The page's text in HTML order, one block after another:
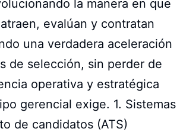
la manera en que
evalúan y contratan
una verdadera aceleración
de selección, sin perder de
operativa y estratégica
gerencial exige. 1. Sistemas
de candidatos (ATS)